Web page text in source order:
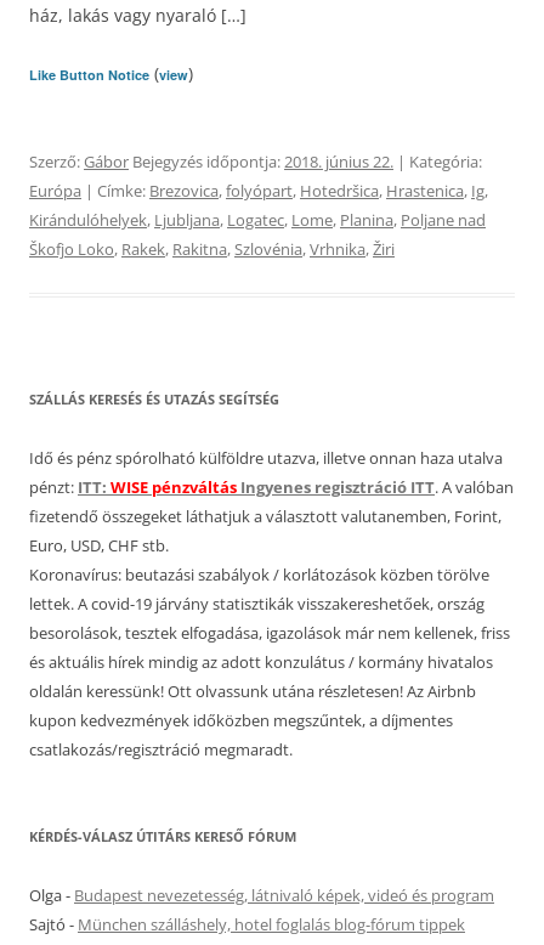
ház, lakás vagy nyaraló […]
Like Button Notice (view)
Szerző:Gábor Bejegyzés időpontja:2018. június 22. | Kategória:
Európa | Címke: Brezovica,folyópart, Hotedršica, Hrastenica, Ig,
Kirándulóhelyek, Ljubljana, Logatec, Lome, Planina, Poljane nad
Škofjo Loko, Rakek, Rakitna,Szlovénia,Vrhnika,Žiri
SZÁLLÁS KERESÉS ÉS UTAZÁS SEGÍTSÉG
Idő és pénz spórolható külföldre utazva, illetve onnan haza utalva
pénzt: ITT: WISE pénzváltás Ingyenes regisztráció ITT. A valóban
fizetendő összegeket láthatjuk a választott valutanemben, Forint,
Euro, USD, CHF stb.
Koronavírus: beutazási szabályok / korlátozások közben törölve
lettek. A covid-19 járvány statisztikák visszakereshetőek, ország
besorolások, tesztek elfogadása, igazolások már nem kellenek, friss
és aktuális hírek mindig az adott konzulátus / kormány hivatalos
oldalán keressünk! Ott olvassunk utána részletesen! Az Airbnb
kupon kedvezmények időközben megszűntek, a díjmentes
csatlakozás/regisztráció megmaradt.
KÉRDÉS-VÁLASZ ÚTITÁRS KERESŐ FÓRUM
Olga- Budapest nevezetesség, látnivaló képek, videó és program
Sajtó - München szálláshely, hotel foglalás blog-fórum tippek